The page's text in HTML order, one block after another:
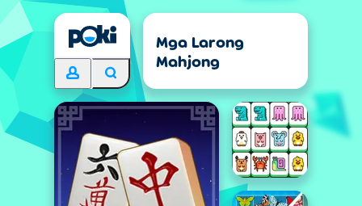
Mga Larong
Mahjong